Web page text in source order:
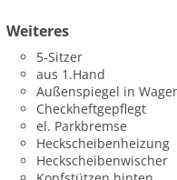
Weiteres
5-Sitzer
aus 1.Hand
Außenspiegel in
Checkheftgepflegt
el. Parkbremse
Heckscheibenheizung
Heckscheibenwischer